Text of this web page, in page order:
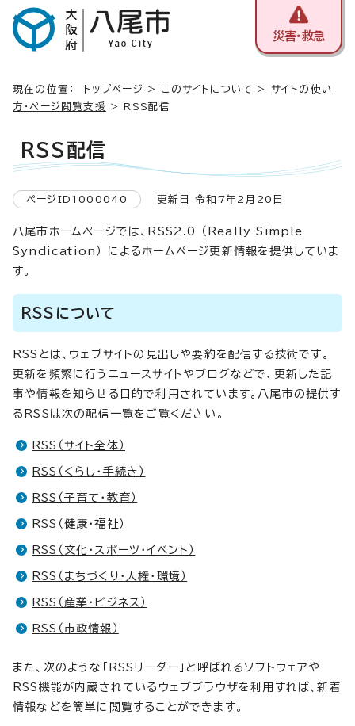
災害・救急
現在の位置： トップページ > このサイトについて > サイトの使い
方・ページ閲覧支援
> RSS配信
RSS配信
ページID1000040 更新日 令和7年2月20日
八尾市ホームページでは、RSS2.0 （Really Simple
Syndication） によるホームページ更新情報を提供していま
す。
RSSについて
RSSとは、ウェブサイトの見出しや要約を配信する技術です。
更新を頻繁に行うニュースサイトやブログなどで、更新した記
事や情報を知らせる目的で利用されています。八尾市の提供す
るRSSは次の配信一覧をご覧ください。
RSS（サイト全体）
RSS（くらし・手続き）
RSS（子育て・教育）
RSS（健康・福祉）
RSS（文化・スポーツ・イベント）
RSS（まちづくり・人権・環境）
RSS（産業・ビジネス）
RSS（市政情報）
また、次のような「RSSリーダー」と呼ばれるソフトウェアや
RSS機能が内蔵されているウェブブラウザを利用すれば、新着
情報などを簡単に閲覧することができます。